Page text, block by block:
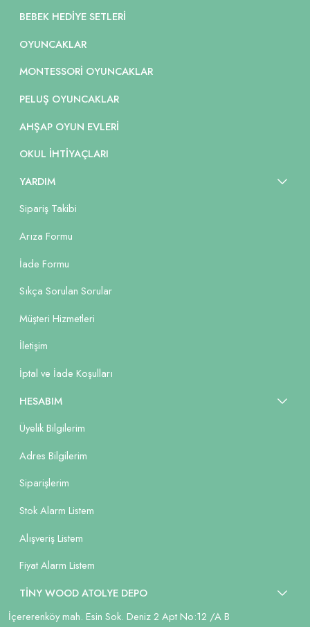
BEBEK HEDIYE SETLERI
OYUNCAKLAR
MONTESSORI OYUNCAKLAR
PELUŞ OYUNCAKLAR
AHŞAP OYUN EVLERI
OKUL İHTIYAÇLARI
YARDIM
Sipariş Takibi
Arıza Formu
İade Formu
Sıkça Sorulan Sorular
Müşteri Hizmetleri
İletişim
İptal ve İade Koşulları
HESABIM
Üyelik Bilgilerim
Adres Bilgilerim
Siparişlerim
Stok Alarm Listem
Alışveriş Listem
Fiyat Alarm Listem
TİNY WOOD ATOLYE DEPO
İçererenköy mah. Esin Sok. Deniz 2 Apt No:12 /A B